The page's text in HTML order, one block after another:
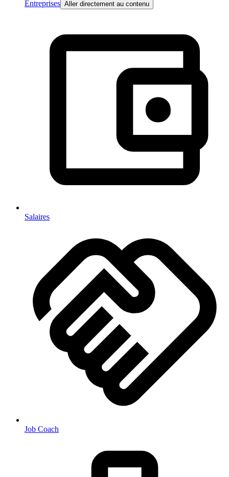
Entreprises Aller directement au contenu
Salaires
Job Coach